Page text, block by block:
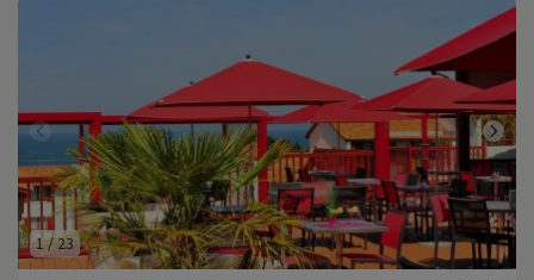
1/23